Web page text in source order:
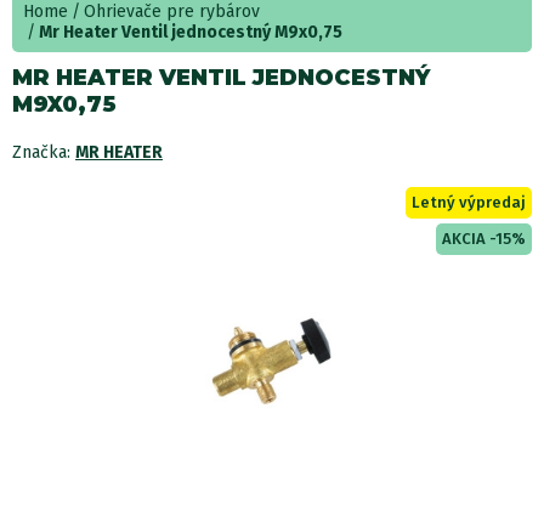
Home
Ohrievače pre rybárov
Mr Heater Ventil jednocestný M9x0,75
MR HEATER VENTIL JEDNOCESTNÝ
M9X0,75
Značka: MR HEATER
Letný výpredaj
AKCIA -15%